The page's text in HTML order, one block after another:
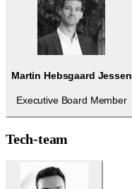
Martin Hebsgaard Jessen
Executive Board Member
Tech-team